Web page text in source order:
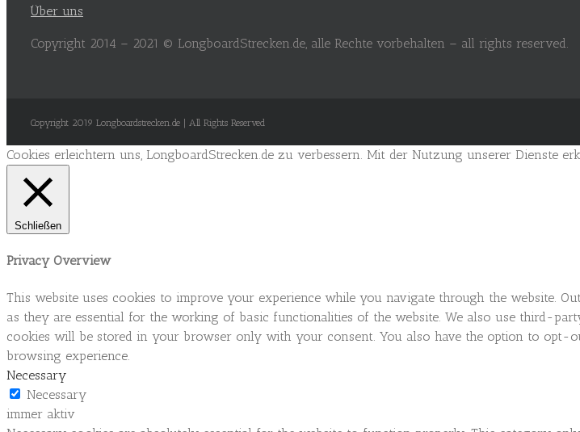
Über uns
Copyright 2014 – 2021 © LongboardStrecken.de, alle Rechte vorbehalten – all rights reserved.
Copyright 2019 Longboardstrecken.de | All Rights Reserved
Cookies erleichtern uns, LongboardStrecken.de zu verbessern. Mit der Nutzung unserer Dienste
Schließen
Privacy Overview
This website uses cookies to improve your experience while you navigate through the website.
as they are essential for the working of basic functionalities of the website. We also use third-
cookies will be stored in your browser only with your consent. You also have the option to opt-
browsing experience.
Necessary
Necessary
immer aktiv